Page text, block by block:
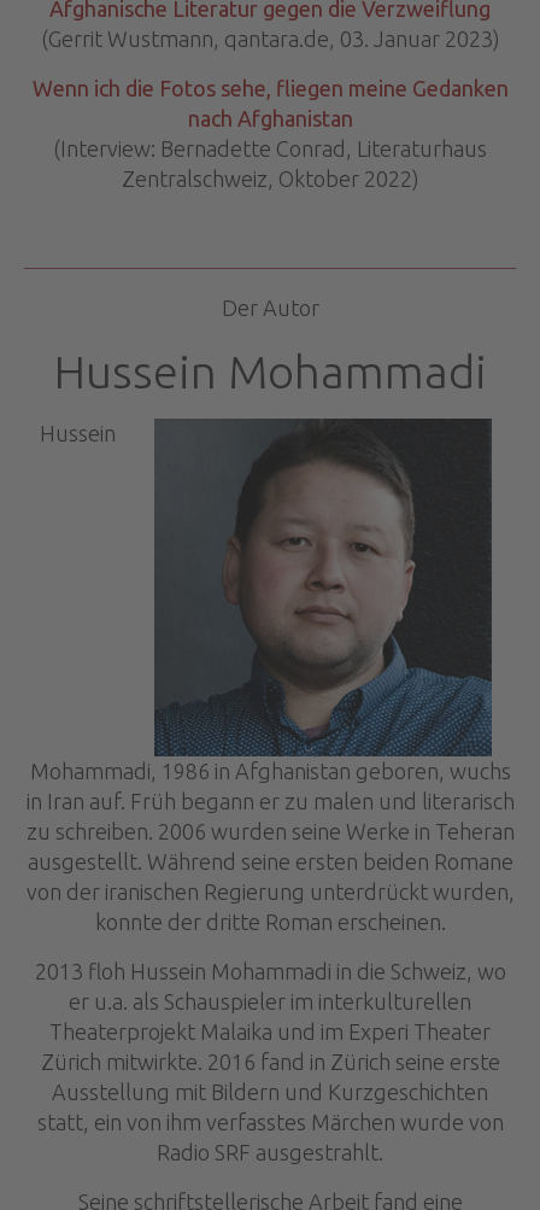
Afghanische Literatur gegen die Verzweiflung
(Gerrit Wustmann, qantara.de, 03. Januar 2023)
Wenn ich die Fotos sehe, fliegen meine Gedanken
nach Afghanistan
(Interview: Bernadette Conrad, Literaturhaus
Zentralschweiz, Oktober 2022)
Der Autor
Hussein Mohammadi
Hussein
Mohammadi, 1986 in Afghanistan geboren, wuchs
in Iran auf. Früh begann er zu malen und literarisch
zu schreiben. 2006 wurden seine Werke in Teheran
ausgestellt. Während seine ersten beiden Romane
von der iranischen Regierung unterdrückt wurden,
konnte der dritte Roman erscheinen.
2013 floh Hussein Mohammadi in die Schweiz, wo
er u.a. als Schauspieler im interkulturellen
Theaterprojekt Malaika und im Experi Theater
Zürich mitwirkte. 2016 fand in Zürich seine erste
Ausstellung mit Bildern und Kurzgeschichten
statt, ein von ihm verfasstes Märchen wurde von
Radio SRF ausgestrahlt.
Seine schriftstellerische Arbeit fand eine